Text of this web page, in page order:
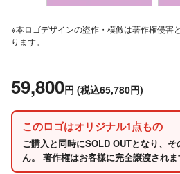
※本ロゴデザインの盗作・模倣は著作権侵害
ります。
59,800円 (税込65,780円)
このロゴはオリジナル1点もの
ご購入と同時にSOLD OUTとなり、
ん。 著作権はお客様に完全譲渡されま